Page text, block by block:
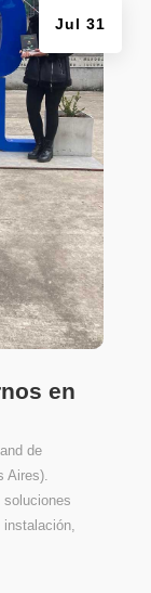
en
Jul 31
de
Aires).